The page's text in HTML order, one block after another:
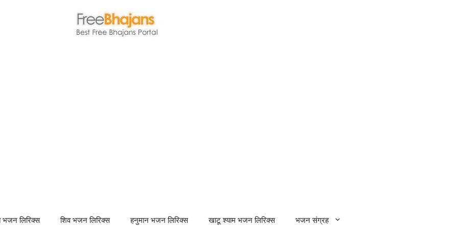
भजन लिरिक्स शिव भजन लिरिक्स हनुमान भजन लिरिक्स खाटू श्याम भजन लिरिक्स भजन संग्रह